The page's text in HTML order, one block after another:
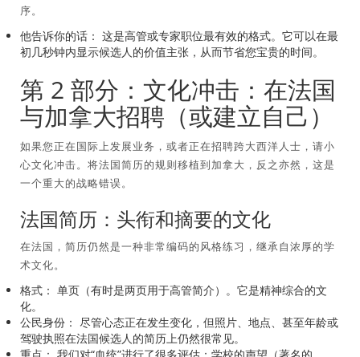
序。
他告诉你的话： 这是高管或专家职位最有效的格式。它可以在最
初几秒钟内显示候选人的价值主张，从而节省您宝贵的时间。
第 2 部分：文化冲击：在法国
与加拿大招聘（或建立自己）
如果您正在国际上发展业务，或者正在招聘跨大西洋人士，请小
心文化冲击。将法国简历的规则移植到加拿大，反之亦然，这是
一个重大的战略错误。
法国简历：头衔和摘要的文化
在法国，简历仍然是一种非常编码的风格练习，继承自浓厚的学
术文化。
格式： 单页（有时是两页用于高管简介）。它是精神综合的文
化。
公民身份： 尽管心态正在发生变化，但照片、地点、甚至年龄或
驾驶执照在法国候选人的简历上仍然很常见。